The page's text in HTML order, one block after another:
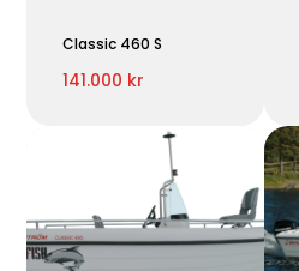
Classic 460 S
141.000 kr